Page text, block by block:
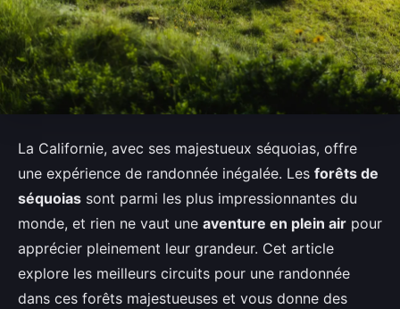
La Californie, avec ses majestueux séquoias, offre
une expérience de randonnée inégalée. Les forêts de
séquoias sont parmi les plus impressionnantes du
monde, et rien ne vaut une aventure en plein air pour
apprécier pleinement leur grandeur. Cet article
explore les meilleurs circuits pour une randonnée
dans ces forêts majestueuses et vous donne des